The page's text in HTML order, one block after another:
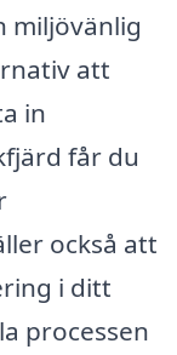
miljövänlig
att
in
får du
också att
i ditt
processen